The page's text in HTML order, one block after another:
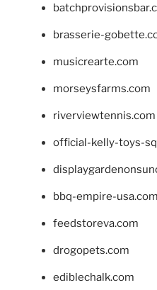
brasserie-
musicrearte.com
morseysfarms.com
riverviewtennis.com
official-kelly-toys-
bbq-empire-usa.com
feedstoreva.com
drogopets.com
ediblechalk.com